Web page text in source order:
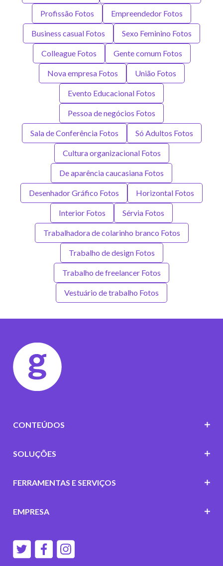
Profissão Fotos Empreendedor Fotos
Business casual Fotos Sexo Feminino Fotos
Colleague Fotos Gente comum Fotos
Nova empresa Fotos União Fotos
Evento Educacional Fotos
Pessoa de negócios Fotos
Sala de Conferência Fotos Só Adultos Fotos
Cultura organizacional Fotos
De aparência caucasiana Fotos
Desenhador Gráfico Fotos Horizontal Fotos
Interior Fotos Sérvia Fotos
Trabalhadora de colarinho branco Fotos
Trabalho de design Fotos
Trabalho de freelancer Fotos
Vestuário de trabalho Fotos
CONTEÚDOS
SOLUÇÕES
FERRAMENTAS E SERVIÇOS
EMPRESA